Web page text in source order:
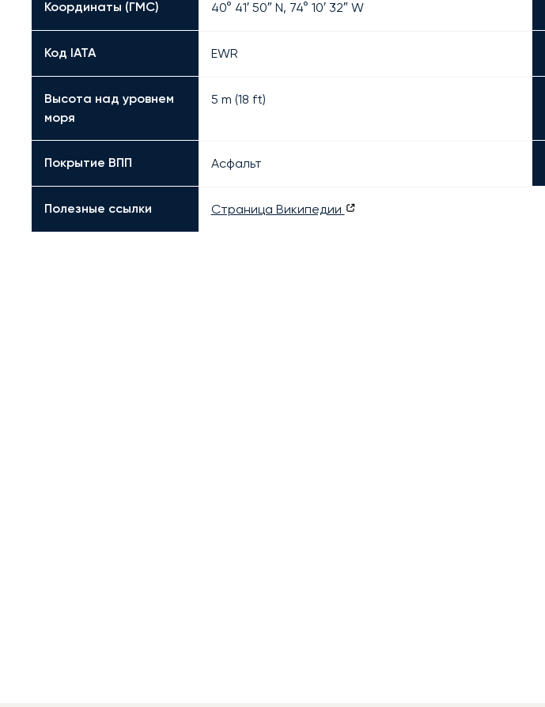
Координаты (ГМС) 40° 41′ 50″ N, 74° 10′ 32″ W
Код IATA EWR
Высота над уровнем
моря
5 m (18 ft)
Покрытие ВПП Асфальт
Полезные ссылки Страница Википедии